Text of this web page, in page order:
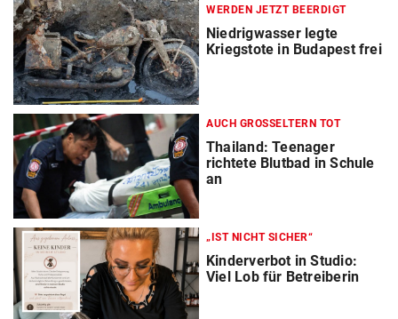
WERDEN JETZT BEERDIGT
Niedrigwasser legte
Kriegstote in Budapest frei
AUCH GROSSELTERN TOT
Thailand: Teenager
richtete Blutbad in Schule
an
„IST NICHT SICHER“
Kinderverbot in Studio:
Viel Lob für Betreiberin